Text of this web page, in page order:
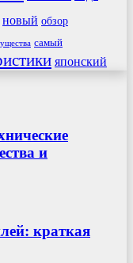
новый обзор
самый
японский
и
краткая